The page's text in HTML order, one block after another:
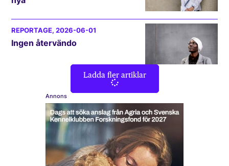
REPORTAGE, 2026-06-01
Ingen återvändo
Ladda fler artiklar
Annons